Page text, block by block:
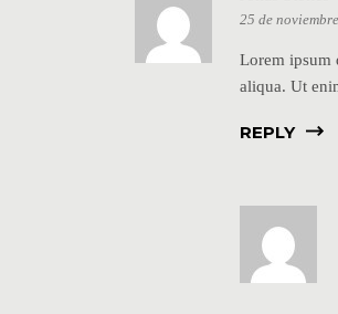
25 de
Lorem ipsum
aliqua. Ut
REPLY